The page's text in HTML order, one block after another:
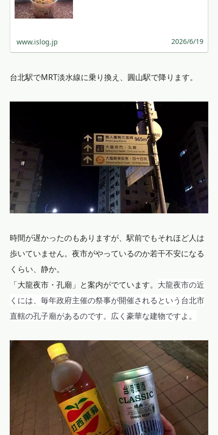
www.islog.jp 2026/6/19
台北駅でMRT淡水線に乗り換え、圓山駅で降ります。
時間が遅かったのもありますが、駅前でもそれほど人は
歩いていません。夜市がやっているのか若干不安になる
くらい、静か。
「大龍夜市・孔廟」と案内がでています。 大龍夜市の近
くには、毎年政府主催の祭事が開催されるという台北市
直轄の孔子廟があるのです。広く豪華な建物ですよ。